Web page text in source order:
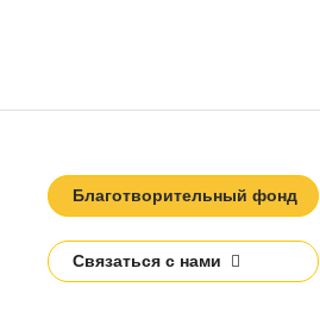
Благотворительный фонд
Связаться с нами